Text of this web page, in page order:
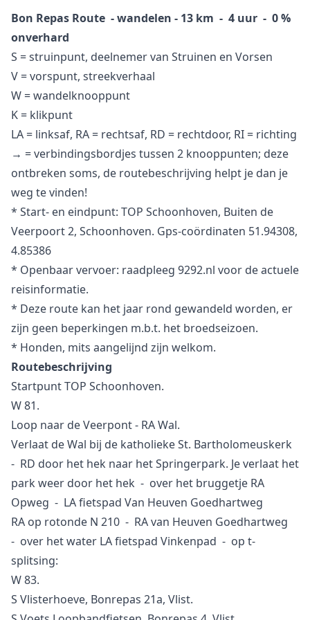
Bon Repas Route - wandelen - 13 km - 4 uur - 0 %
onverhard
S = struinpunt, deelnemer van Struinen en Vorsen
V = vorspunt, streekverhaal
W = wandelknooppunt
K = klikpunt
LA = linksaf, RA = rechtsaf, RD = rechtdoor, RI = richting
→ = verbindingsbordjes tussen 2 knooppunten; deze
ontbreken soms, de routebeschrijving helpt je dan je
weg te vinden!
* Start- en eindpunt: TOP Schoonhoven, Buiten de
Veerpoort 2, Schoonhoven. Gps-coördinaten 51.94308,
4.85386
* Openbaar vervoer: raadpleeg 9292.nl voor de actuele
reisinformatie.
* Deze route kan het jaar rond gewandeld worden, er
zijn geen beperkingen m.b.t. het broedseizoen.
* Honden, mits aangelijnd zijn welkom.
Routebeschrijving
Startpunt TOP Schoonhoven.
W 81.
Loop naar de Veerpont - RA Wal.
Verlaat de Wal bij de katholieke St. Bartholomeuskerk
- RD door het hek naar het Springerpark. Je verlaat het
park weer door het hek - over het bruggetje RA
Opweg - LA fietspad Van Heuven Goedhartweg
RA op rotonde N 210 - RA van Heuven Goedhartweg
- over het water LA fietspad Vinkenpad - op t-
splitsing:
W 83.
S Vlisterhoeve, Bonrepas 21a, Vlist.